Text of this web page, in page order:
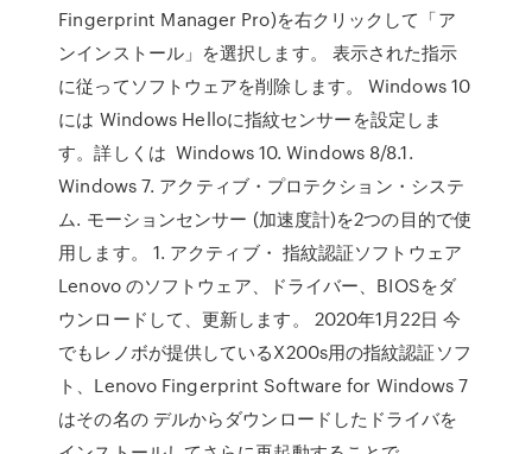
Fingerprint Manager Pro)を右クリックして「ア
ンインストール」を選択します。 表示された指示
に従ってソフトウェアを削除します。 Windows 10
には Windows Helloに指紋センサーを設定しま
す。詳しくは Windows 10. Windows 8/8.1.
Windows 7. アクティブ・プロテクション・システ
ム. モーションセンサー (加速度計)を2つの目的で使
用します。 1. アクティブ・ 指紋認証ソフトウェア
Lenovo のソフトウェア、ドライバー、BIOSをダ
ウンロードして、更新します。 2020年1月22日 今
でもレノボが提供しているX200s用の指紋認証ソフ
ト、Lenovo Fingerprint Software for Windows 7
はその名の デルからダウンロードしたドライバを